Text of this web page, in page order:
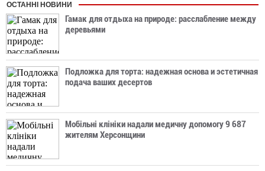
ОСТАННІ НОВИНИ
Гамак для отдыха на природе: расслабление между
деревьями
Подложка для торта: надежная основа и эстетичная
подача ваших десертов
Мобільні клініки надали медичну допомогу 9 687
жителям Херсонщини